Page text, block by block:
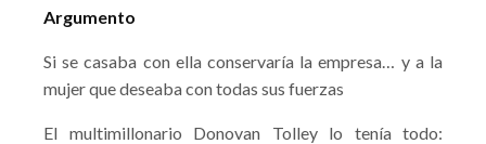
Argumento
Si se casaba con ella conservaría la empresa… y a la
mujer que deseaba con todas sus fuerzas
El multimillonario Donovan Tolley lo tenía todo: